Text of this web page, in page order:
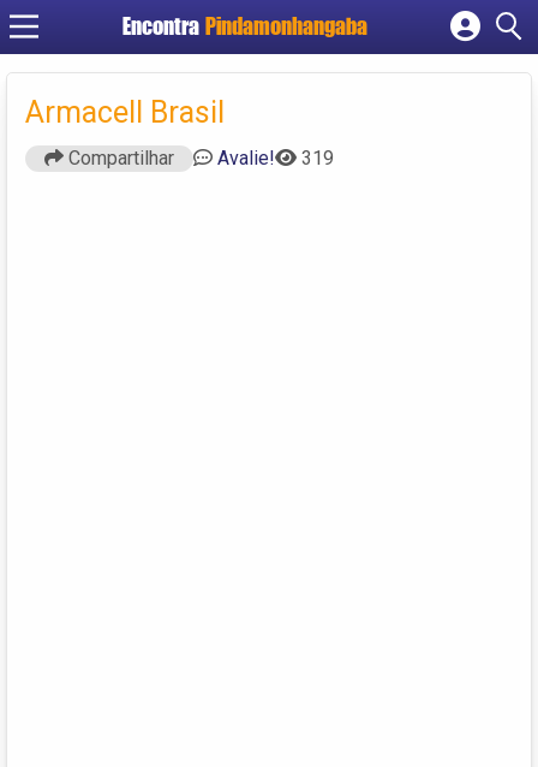
Encontra Pindamonhangaba
Cadastrar empresa
Armacell Brasil
Compartilhar Avalie! 319